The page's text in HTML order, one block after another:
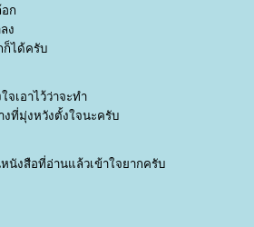
ก
ง
ก็ได้ครับ
จเอาไว้ว่าจะทำ
งที่มุ่งหวังตั้งใจนะครับ
นังสือที่อ่านแล้วเข้าใจยากครับ